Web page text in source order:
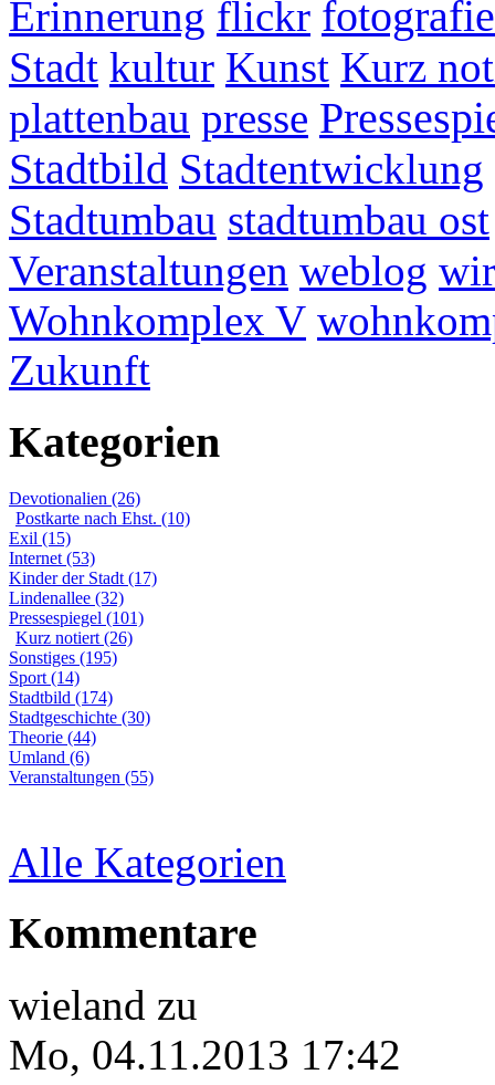
Erinnerung flickr fotografie
Stadt kultur Kunst Kurz
plattenbau presse
Stadtbild Stadtentwicklung
Stadtumbau stadtumbau ost
Veranstaltungen weblog
Wohnkomplex V
Zukunft
Kategorien
Devotionalien (26)
Postkarte nach Ehst. (10)
Exil (15)
Internet (53)
Kinder der Stadt (17)
Lindenallee (32)
Pressespiegel (101)
Kurz notiert (26)
Sonstiges (195)
Sport (14)
Stadtbild (174)
Stadtgeschichte (30)
Theorie (44)
Umland (6)
Veranstaltungen (55)
Alle Kategorien
Kommentare
wieland zu
Mo, 04.11.2013 17:42